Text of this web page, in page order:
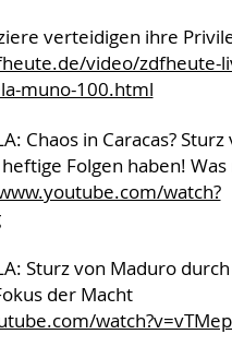
verteidigen ihre
video/zdfheute-
muno-100.html
Chaos in Caracas? Sturz
Folgen haben! Was
watch?
Sturz von Maduro durch
der Macht